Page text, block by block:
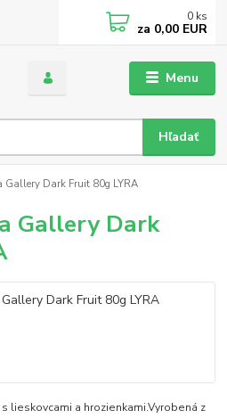
Menu
Hľadať
0 ks
za 0,00 EUR
Gallery Dark Fruit 80g LYRA
Gallery Dark
lieskovcami a hrozienkami.Vyrobená z